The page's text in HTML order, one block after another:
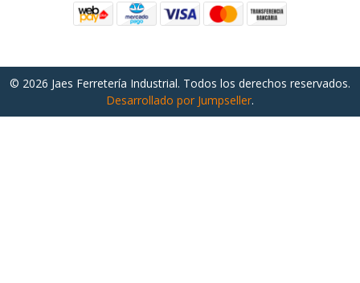
© 2026 Jaes Ferretería Industrial. Todos los derechos reservados.
Desarrollado por Jumpseller.